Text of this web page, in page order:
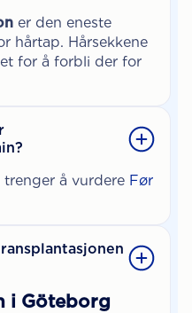
er den eneste
hårtap. Hårsekkene
for å forbli der for
trenger å vurdere Før
i Göteborg